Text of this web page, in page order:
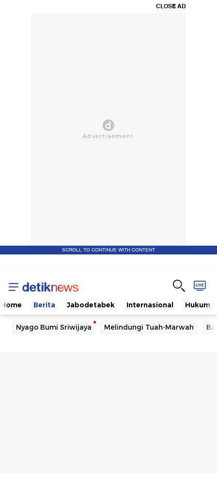
CLOSE AD
SCROLL TO CONTINUE WITH CONTENT
Home Berita Jabodetabek Internasional Hukum
Nyago Bumi Sriwijaya Melindungi Tuah-Marwah